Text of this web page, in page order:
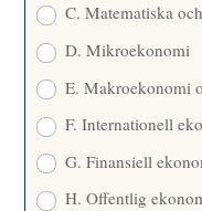
C. Matematiska
D. Mikroekonomi
E. Makroekonomi
F. Internationell
G. Finansiell
H. Offentlig